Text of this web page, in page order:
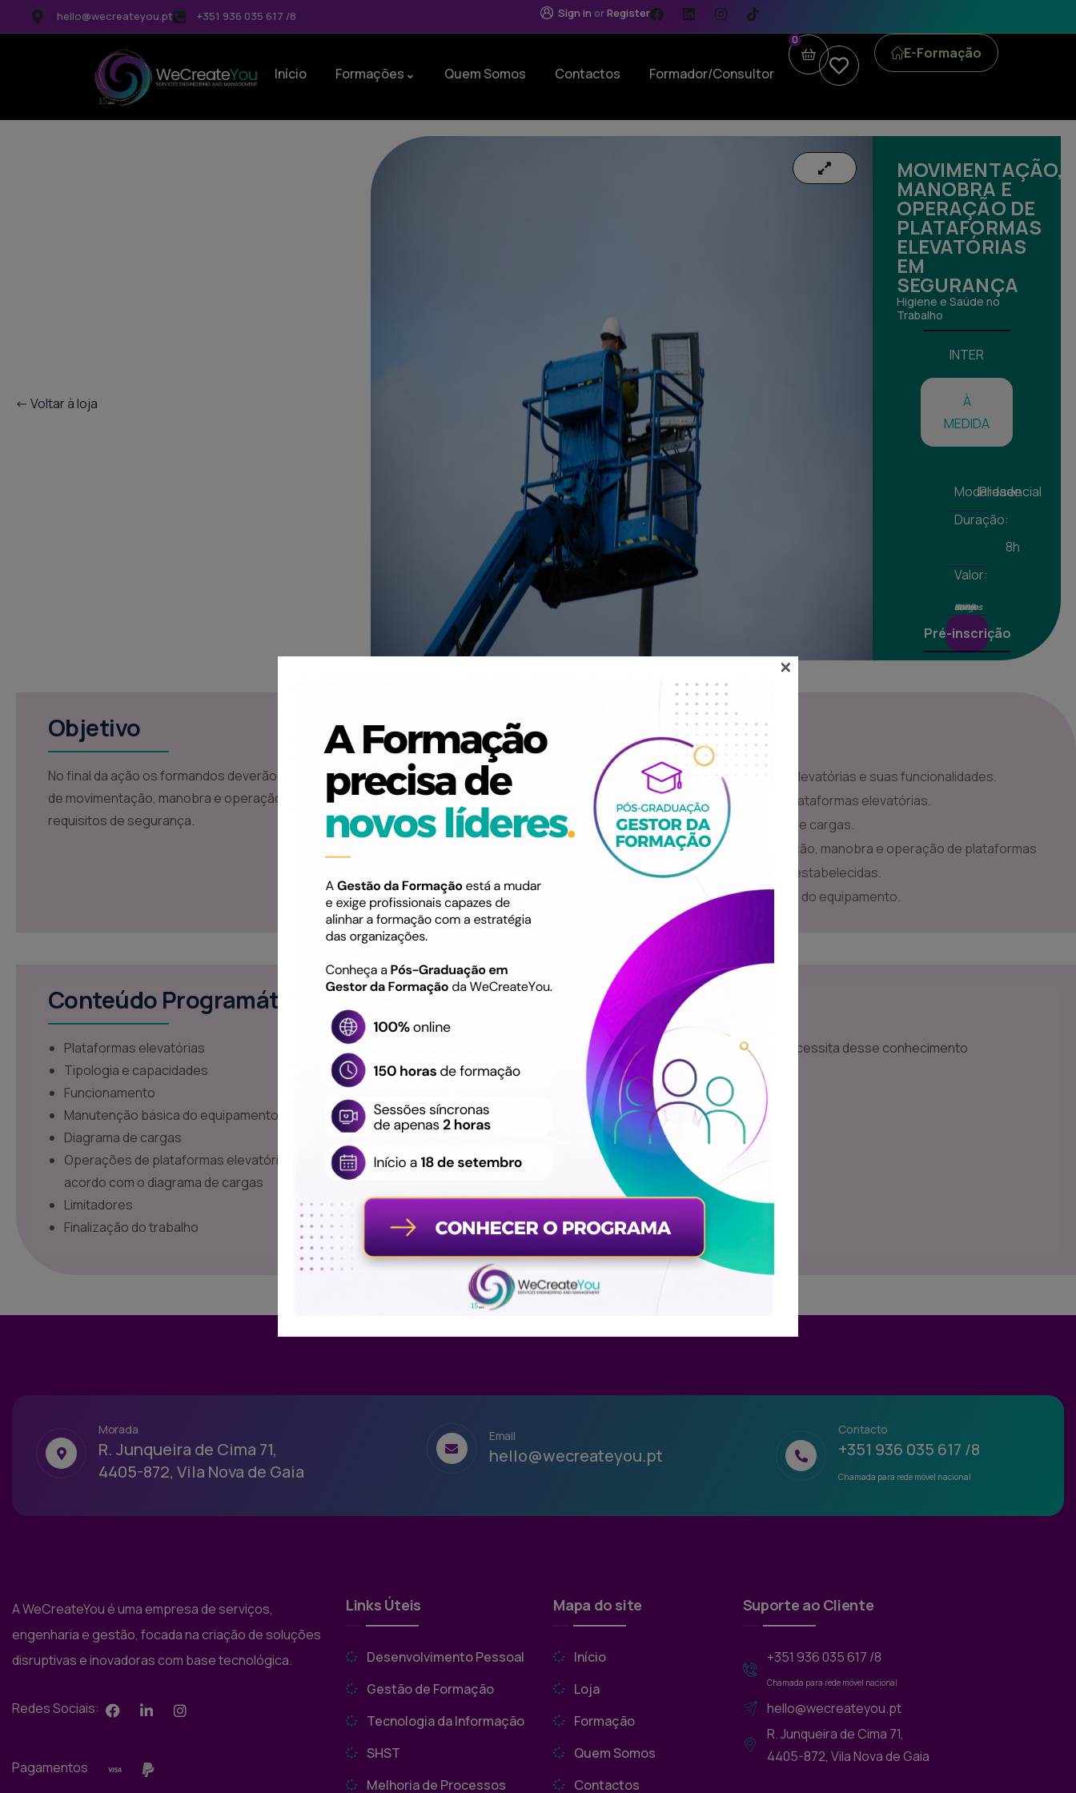
hello@wecreateyou.pt +351 936 035 617 /8 Sign in orRegister
Início Formações Quem Somos Contactos Formador/Consultor
0
E-Formação
<- Voltar à loja
MOVIMENTAÇÃO,
MANOBRA E
OPERAÇÃO DE
PLATAFORMAS
ELEVATÓRIAS
EM
SEGURANÇA
Higiene e Saúde no
Trabalho
INTER
À
MEDIDA
Modalidade:
Presencial
Duração:
8h
Valor:
Valores isentos de IVA ao abrigo do art. 9º do CIVA
Pré-inscrição
Objetivo
No final da ação os formandos deverão ser capazes de proceder às actividades
de movimentação, manobra e operação de plataformas elevatórias cumprindo os
requisitos de segurança.
Descrição
Identificar os tipos de plataformas elevatórias e suas funcionalidades.
Executar a manutenção básica de plataformas elevatórias.
Consultar e interpretar o diagrama de cargas.
Executar operações de movimentação, manobra e operação de plataformas
de acordo com as regras e normas estabelecidas.
Efetuar a limpeza e o parqueamento do equipamento.
Conteúdo Programático
Plataformas elevatórias
Tipologia e capacidades
Funcionamento
Manutenção básica do equipamento
Diagrama de cargas
Operações de plataformas elevatórias nas velocidades de segurança de
acordo com o diagrama de cargas
Limitadores
Finalização do trabalho
Destinatários
Formação destinada ao público que necessita desse conhecimento
Morada
R. Junqueira de Cima 71,
4405-872, Vila Nova de Gaia
Email
hello@wecreateyou.pt
Contacto
+351 936 035 617 /8
Chamada para rede móvel nacional
A WeCreateYou é uma empresa de serviços,
engenharia e gestão, focada na criação de soluções
disruptivas e inovadoras com base tecnológica.
Redes Sociais:
Pagamentos
Links Úteis
Desenvolvimento Pessoal
Gestão de Formação
Tecnologia da Informação
SHST
Melhoria de Processos
Mapa do site
Início
Loja
Formação
Quem Somos
Contactos
Suporte ao Cliente
+351 936 035 617 /8
Chamada para rede móvel nacional
hello@wecreateyou.pt
R. Junqueira de Cima 71,
4405-872, Vila Nova de Gaia
×